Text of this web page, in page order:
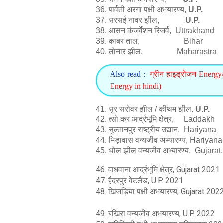
36. पार्वती अरगा पक्षी अभयारण्य, U.P.
37. सरसई नावर झील, U.P.
38. आसन कंजर्वेशन रिजर्व,
39. काबर ताल, Bihar
40. लोनार झील,
Also read : ग्रीन हाइड्रोजन
Energy in hindi)
41. सुर सरोवर झील / कीथम झील, U.P.
42. त्सो कर आर्द्रभूमि क्षेत्र,
43. सुल्तानपुर राष्ट्रीय उद्यान,
44. भिड़ावास वन्यजीव अभ्यारण्य,
45. थोल झील वन्यजीव अभ्यारण्य,
46. वाधवाना आर्द्रभूमि क्षेत्र, Gujarat 2021
47. हैदरपुर वेटलैंड, U.P. 2021
48. खिजड़िया पक्षी अभयारण्य, Gujarat
49. बखिरा वन्यजीव अभयारण्य, U.P. 2022